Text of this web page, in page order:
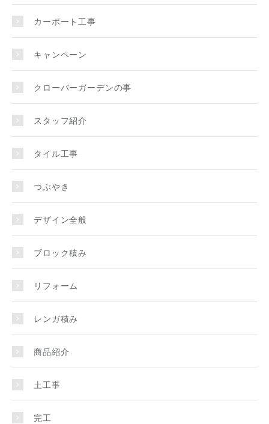
カーポート工事
キャンペーン
クローバーガーデンの事
スタッフ紹介
タイル工事
つぶやき
デザイン全般
ブロック積み
リフォーム
レンガ積み
商品紹介
土工事
完工